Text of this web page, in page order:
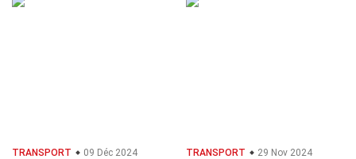
TRANSPORT 09 Déc 2024 TRANSPORT 29 Nov 2024